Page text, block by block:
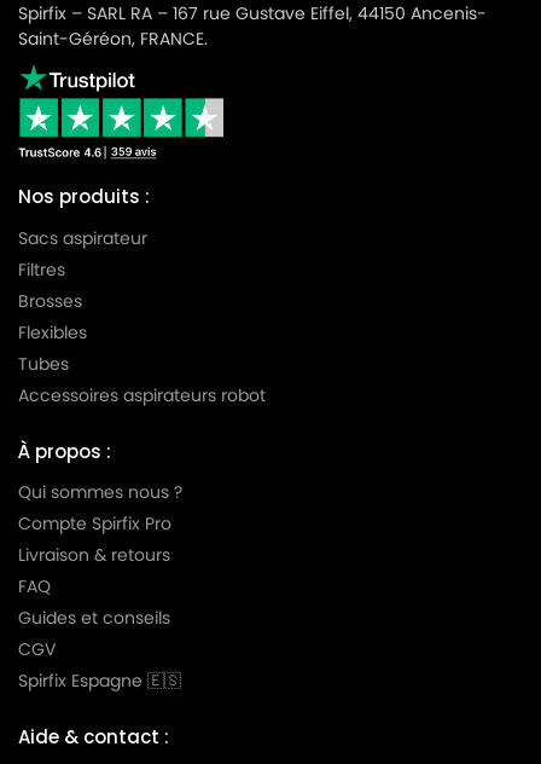
IPC
IPC SN 1264
IPC
IPC
IPC SPEEDY YES 515
IPC
IPC
IPC
IPC
IPC YS 1/27
IPC
Spirfix – SARL RA – 167 rue Gustave Eiffel, 44150 Ancenis-
Saint-Géréon, FRANCE.
Nos produits :
Sacs aspirateur
Filtres
Brosses
Flexibles
Tubes
Accessoires aspirateurs robot
À propos :
Qui sommes nous ?
Compte Spirfix Pro
Livraison & retours
FAQ
Guides et conseils
CGV
Spirfix Espagne 🇪🇸
Aide & contact :